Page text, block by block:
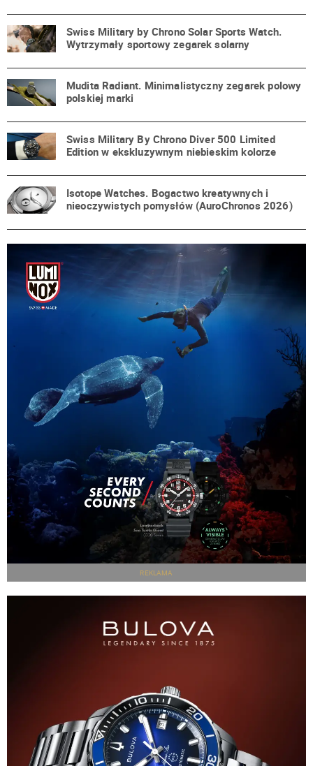
Swiss Military by Chrono Solar Sports Watch.
Wytrzymały sportowy zegarek solarny
Mudita Radiant. Minimalistyczny zegarek polowy
polskiej marki
Swiss Military By Chrono Diver 500 Limited
Edition w ekskluzywnym niebieskim kolorze
Isotope Watches. Bogactwo kreatywnych i
nieoczywistych pomysłów (AuroChronos 2026)
REKLAMA